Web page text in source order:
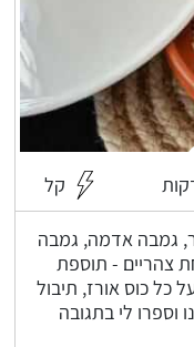
קל
גמבה אדמה, גמבה
צהריים - תוספת
על כל כוס אורז, תיבול
וספרו לי בתגובה